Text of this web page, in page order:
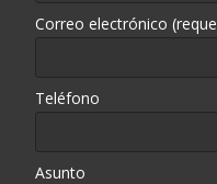
Correo electrónico
Teléfono
Asunto